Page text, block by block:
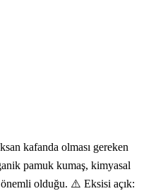
kafanda olması gereken
pamuk kumaş, kimyasal
olduğu. ⚠️ Eksisi açık: